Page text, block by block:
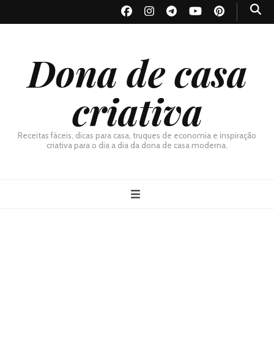
Dona de casa
criativa
Receitas fáceis, dicas para casa, truques de economia e inspiração
criativa para o dia a dia da dona de casa moderna.